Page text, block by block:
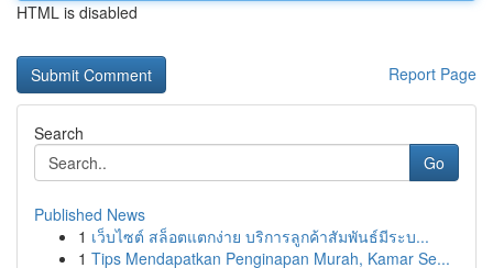
HTML is disabled
Report Page
Search
Go
Published News
1 เว็บไซต์ สล็อตแตกง่าย บริการลูกค้าสัมพันธ์มีระบ...
1 Tips Mendapatkan Penginapan Murah, Kamar Se...